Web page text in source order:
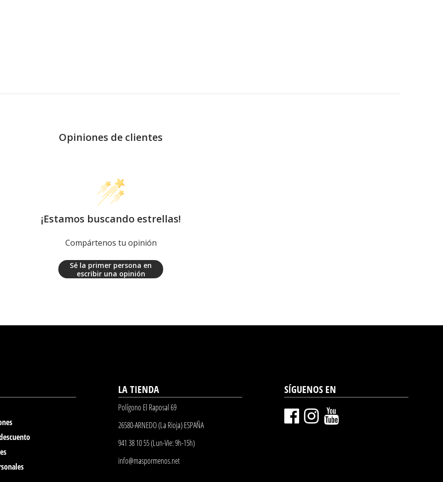
Opiniones de clientes
¡Estamos buscando estrellas!
Compártenos tu opinión
Sé la primer persona en
escribir una opinión
LA TIENDA
Polígono El Raposal 69
26580-ARNEDO (La Rioja) ESPAÑA
941 38 10 55 (Lun-Vie: 9h-15h)
info@maspormenos.net
SÍGUENOS EN